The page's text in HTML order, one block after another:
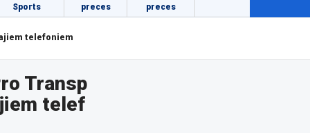
Sports
preces
preces
telefoniem
Transp
telef